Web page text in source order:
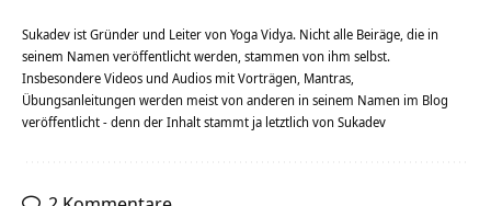
Sukadev ist Gründer und Leiter von Yoga Vidya. Nicht alle Beiräge, die in
seinem Namen veröffentlicht werden, stammen von ihm selbst.
Insbesondere Videos und Audios mit Vorträgen, Mantras,
Übungsanleitungen werden meist von anderen in seinem Namen im Blog
veröffentlicht - denn der Inhalt stammt ja letztlich von Sukadev